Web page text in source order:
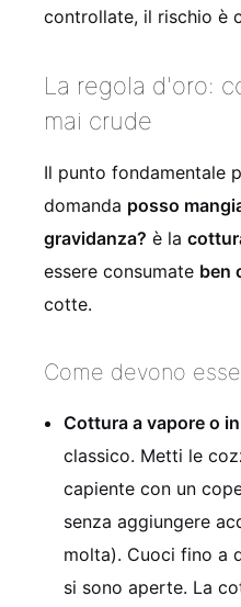
controllate, il rischio è
La regola d'oro:
mai crude
Il punto fondamentale
domanda posso
gravidanza? è la
essere consumate ben
cotte.
Come devono
Cottura a vapore o
classico. Metti le
capiente con un
senza aggiungere
molta). Cuoci fino a
si sono aperte. La